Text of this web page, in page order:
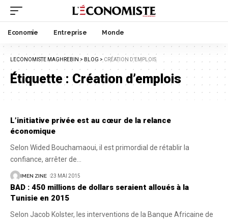
Economie Entreprise Monde
LECONOMISTE MAGHREBIN > BLOG > CRÉATION D’EMPLOIS
Étiquette :Création d’emplois
L’initiative privée est au cœur de la relance
économique
Selon Wided Bouchamaoui, il est primordial de rétablir la
confiance, arrêter de
IMEN ZINE 23 MAI 2015
BAD : 450 millions de dollars seraient alloués à la
Tunisie en 2015
Selon Jacob Kolster, les interventions de la Banque Africaine de